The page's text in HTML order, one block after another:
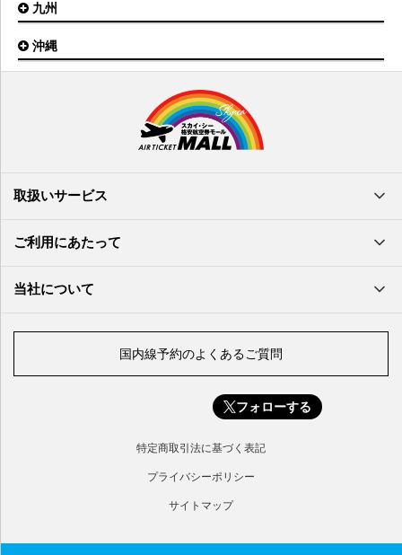
南紀白浜空港
但馬空港
山口宇部空港
出雲空港
米子空港
松山空港
徳島空港
九州
福岡空港
鹿児島空港
北九州空港
奄美大島空港
徳之島空港
喜界島空港
沖縄
南大東空港
多良間空港
取扱いサービス
ご利用にあたって
当社について
国内線予約のよくあるご質問
フォローする
特定商取引法に基づく表記
プライバシーポリシー
サイトマップ